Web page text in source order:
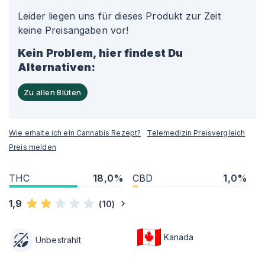
Leider liegen uns für dieses Produkt zur Zeit
keine Preisangaben vor!
Kein Problem, hier findest Du
Alternativen:
Zu allen Blüten
Wie erhalte ich ein Cannabis Rezept?
Telemedizin Preisvergleich
Preis melden
THC 18,0% CBD 1,0%
1,9 (10)
Unbestrahlt Kanada